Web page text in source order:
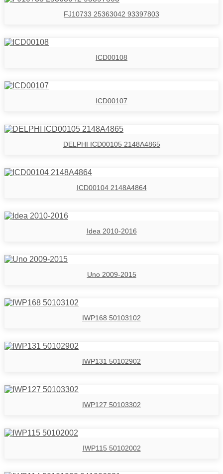
FJ10733 25363042 93397803
ICD00108
ICD00107
DELPHI ICD00105 2148A4865
ICD00104 2148A4864
Idea 2010-2016
Uno 2009-2015
IWP168 50103102
IWP131 50102902
IWP127 50103302
IWP115 50102002